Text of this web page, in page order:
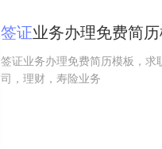
签证业务办理免费简
签证业务办理免费简历模板，
司，理财，寿险业务